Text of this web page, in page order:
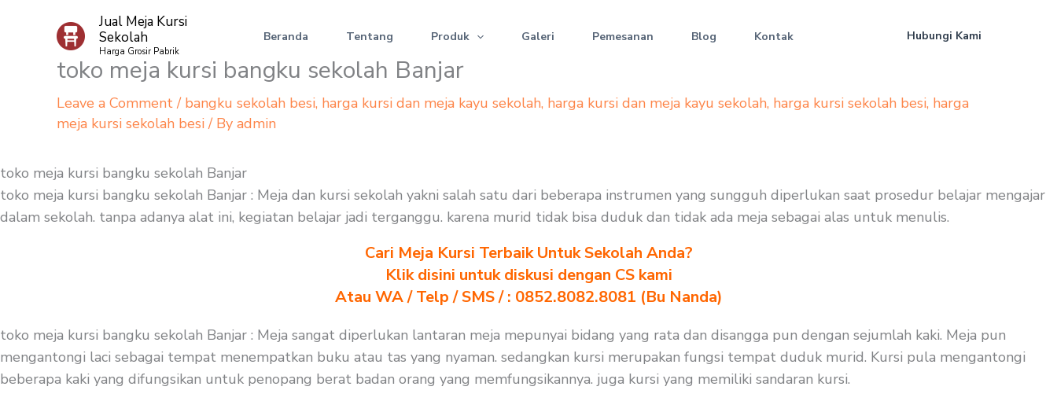
Jual Meja Kursi
Sekolah
Harga Grosir Pabrik
Beranda Tentang Produk Galeri Pemesanan Blog Kontak Hubungi Kami
toko meja kursi bangku sekolah Banjar
Leave a Comment / bangku sekolah besi, harga kursi dan meja kayu sekolah, harga kursi dan meja kayu sekolah, harga kursi sekolah besi, harga
meja kursi sekolah besi/ By admin
toko meja kursi bangku sekolah Banjar
toko meja kursi bangku sekolah Banjar : Meja dan kursi sekolah yakni salah satu dari beberapa instrumen yang sungguh diperlukan saat prosedur belajar mengajar
dalam sekolah. tanpa adanya alat ini, kegiatan belajar jadi terganggu. karena murid tidak bisa duduk dan tidak ada meja sebagai alas untuk menulis.
Cari Meja Kursi Terbaik Untuk Sekolah Anda?
Klik disini untuk diskusi dengan CS kami
Atau WA / Telp / SMS / : 0852.8082.8081 (Bu Nanda)
toko meja kursi bangku sekolah Banjar : Meja sangat diperlukan lantaran meja mepunyai bidang yang rata dan disangga pun dengan sejumlah kaki. Meja pun
mengantongi laci sebagai tempat menempatkan buku atau tas yang nyaman. sedangkan kursi merupakan fungsi tempat duduk murid. Kursi pula mengantongi
beberapa kaki yang difungsikan untuk penopang berat badan orang yang memfungsikannya. juga kursi yang memiliki sandaran kursi.